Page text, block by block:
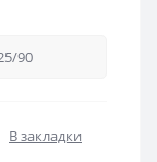
В закладки